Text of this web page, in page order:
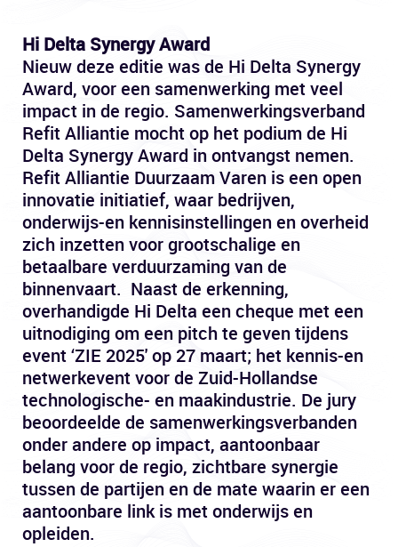
Hi Delta Synergy Award
Nieuw deze editie was de Hi Delta Synergy
Award, voor een samenwerking met veel
impact in de regio. Samenwerkingsverband
Refit Alliantie mocht op het podium de Hi
Delta Synergy Award in ontvangst nemen.
Refit Alliantie Duurzaam Varen is een open
innovatie initiatief, waar bedrijven,
onderwijs-en kennisinstellingen en overheid
zich inzetten voor grootschalige en
betaalbare verduurzaming van de
binnenvaart. Naast de erkenning,
overhandigde Hi Delta een cheque met een
uitnodiging om een pitch te geven tijdens
event ‘ZIE 2025' op 27 maart; het kennis-en
netwerkevent voor de Zuid-Hollandse
technologische- en maakindustrie. De jury
beoordeelde de samenwerkingsverbanden
onder andere op impact, aantoonbaar
belang voor de regio, zichtbare synergie
tussen de partijen en de mate waarin er een
aantoonbare link is met onderwijs en
opleiden.